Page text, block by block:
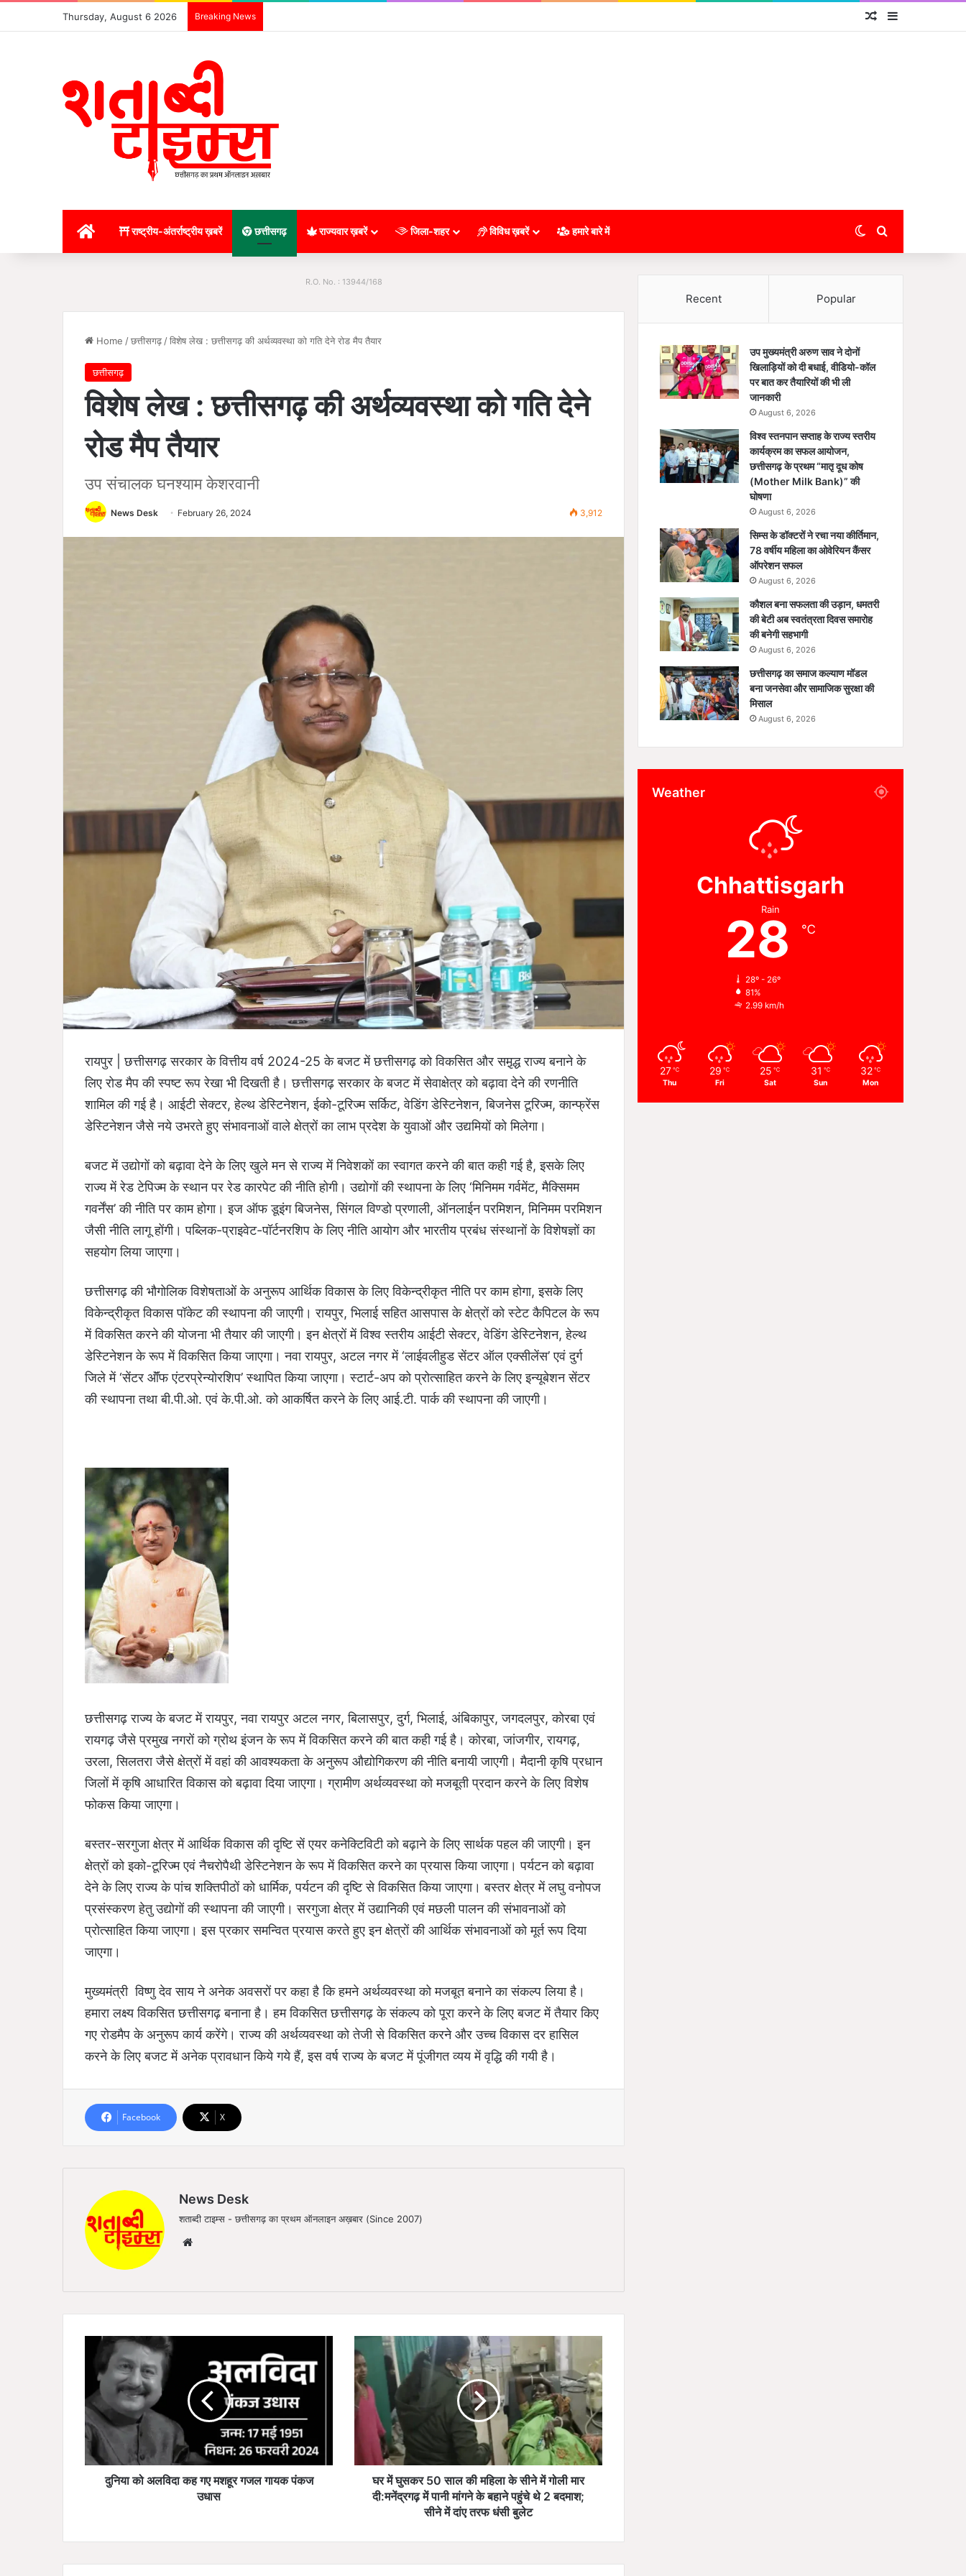
Thursday, August 6 2026 Breaking News Random Article
राष्ट्रीय-अंतर्राष्ट्रीय ख़बरें छत्तीसगढ़ राज्यवार ख़बरें जिला-शहर विविध ख़बरें हमारे बारे में Switch skin
R.O. No. : 13944/168
Home /छत्तीसगढ़ /विशेष लेख : छत्तीसगढ़ की अर्थव्यवस्था को गति देने रोड मैप तैयार
छत्तीसगढ़
विशेष लेख : छत्तीसगढ़ की अर्थव्यवस्था को गति देने
रोड मैप तैयार
उप संचालक घनश्याम केशरवानी
News Desk February 26, 2024 3,912
रायपुर | छत्तीसगढ़ सरकार के वित्तीय वर्ष 2024-25 के बजट में छत्तीसगढ़ को विकसित और समृ़द्ध राज्य बनाने के
लिए रोड मैप की स्पष्ट रूप रेखा भी दिखती है। छत्तीसगढ़ सरकार के बजट में सेवाक्षेत्र को बढ़ावा देने की रणनीति
शामिल की गई है। आईटी सेक्टर, हेल्थ डेस्टिनेशन, ईको-टूरिज्म सर्किट, वेडिंग डेस्टिनेशन, बिजनेस टूरिज्म, कान्फ्रेंस
डेस्टिनेशन जैसे नये उभरते हुए संभावनाओं वाले क्षेत्रों का लाभ प्रदेश के युवाओं और उद्यमियों को मिलेगा।
बजट में उद्योगों को बढ़ावा देने के लिए खुले मन से राज्य में निवेशकों का स्वागत करने की बात कही गई है, इसके लिए
राज्य में रेड टेपिज्म के स्थान पर रेड कारपेट की नीति होगी। उद्योगों की स्थापना के लिए ‘मिनिमम गर्वमेंट, मैक्सिमम
गवर्नेंस’ की नीति पर काम होगा। इज ऑफ डूइंग बिजनेस, सिंगल विण्डो प्रणाली, ऑनलाईन परमिशन, मिनिमम परमिशन
जैसी नीति लागू होंगी। पब्लिक-प्राइवेट-पॉर्टनरशिप के लिए नीति आयोग और भारतीय प्रबंध संस्थानों के विशेषज्ञों का
सहयोग लिया जाएगा।
छत्तीसगढ़ की भौगोलिक विशेषताओं के अनुरूप आर्थिक विकास के लिए विकेन्द्रीकृत नीति पर काम होगा, इसके लिए
विकेन्द्रीकृत विकास पॉकेट की स्थापना की जाएगी। रायपुर, भिलाई सहित आसपास के क्षेत्रों को स्टेट कैपिटल के रूप
में विकसित करने की योजना भी तैयार की जाएगी। इन क्षेत्रों में विश्व स्तरीय आईटी सेक्टर, वेडिंग डेस्टिनेशन, हेल्थ
डेस्टिनेशन के रूप में विकसित किया जाएगा। नवा रायपुर, अटल नगर में ‘लाईवलीहुड सेंटर ऑल एक्सीलेंस’ एवं दुर्ग
जिले में ‘सेंटर ऑॅफ एंटरप्रेन्योरशिप’ स्थापित किया जाएगा। स्टार्ट-अप को प्रोत्साहित करने के लिए इन्यूबेशन सेंटर
की स्थापना तथा बी.पी.ओ. एवं के.पी.ओ. को आकर्षित करने के लिए आई.टी. पार्क की स्थापना की जाएगी।
छत्तीसगढ़ राज्य के बजट में रायपुर, नवा रायपुर अटल नगर, बिलासपुर, दुर्ग, भिलाई, अंबिकापुर, जगदलपुर, कोरबा एवं
रायगढ़ जैसे प्रमुख नगरों को ग्रोथ इंजन के रूप में विकसित करने की बात कही गई है। कोरबा, जांजगीर, रायगढ़,
उरला, सिलतरा जैसे क्षेत्रों में वहां की आवश्यकता के अनुरूप औद्योगिकरण की नीति बनायी जाएगी। मैदानी कृषि प्रधान
जिलों में कृषि आधारित विकास को बढ़ावा दिया जाएगा। ग्रामीण अर्थव्यवस्था को मजबूती प्रदान करने के लिए विशेष
फोकस किया जाएगा।
बस्तर-सरगुजा क्षेत्र में आर्थिक विकास की दृष्टि सें एयर कनेक्टिविटी को बढ़ाने के लिए सार्थक पहल की जाएगी। इन
क्षेत्रों को इको-टूरिज्म एवं नैचरोपैथी डेस्टिनेशन के रूप में विकसित करने का प्रयास किया जाएगा। पर्यटन को बढ़ावा
देने के लिए राज्य के पांच शक्तिपीठों को धार्मिक, पर्यटन की दृष्टि से विकसित किया जाएगा। बस्तर क्षेत्र में लघु वनोपज
प्रसंस्करण हेतु उद्योगों की स्थापना की जाएगी। सरगुजा क्षेत्र में उद्यानिकी एवं मछली पालन की संभावनाओं को
प्रोत्साहित किया जाएगा। इस प्रकार समन्वित प्रयास करते हुए इन क्षेत्रों की आर्थिक संभावनाओं को मूर्त रूप दिया
जाएगा।
मुख्यमंत्री विष्णु देव साय ने अनेक अवसरों पर कहा है कि हमने अर्थव्यवस्था को मजबूत बनाने का संकल्प लिया है।
हमारा लक्ष्य विकसित छत्तीसगढ़ बनाना है। हम विकसित छत्तीसगढ़ के संकल्प को पूरा करने के लिए बजट में तैयार किए
गए रोडमैप के अनुरूप कार्य करेंगे। राज्य की अर्थव्यवस्था को तेजी से विकसित करने और उच्च विकास दर हासिल
करने के लिए बजट में अनेक प्रावधान किये गये हैं, इस वर्ष राज्य के बजट में पूंजीगत व्यय में वृद्धि की गयी है।
Facebook X
News Desk
शताब्दी टाइम्स - छत्तीसगढ़ का प्रथम ऑनलाइन अख़बार (Since 2007)
ल
व‍ि
दा
क
श
दुनिया को अलव‍िदा कह गए मशहूर गजल गायक पंकज
उधास
र
में
घु
स
0
हि
घर में घुसकर 50 साल की महिला के सीने में गोली मार
दी:मनेंद्रगढ़ में पानी मांगने के बहाने पहुंचे थे 2 बदमाश;
सीने में दांए तरफ धंसी बुलेट
Recent Popular
उप मुख्यमंत्री अरुण साव ने दोनों
खिलाड़ियों को दी बधाई, वीडियो-कॉल
पर बात कर तैयारियों की भी ली
जानकारी
August 6, 2026
विश्व स्तनपान सप्ताह के राज्य स्तरीय
कार्यक्रम का सफल आयोजन,
छत्तीसगढ़ के प्रथम “मातृ दूध कोष
(Mother Milk Bank)” की
घोषणा
August 6, 2026
सिम्स के डॉक्टरों ने रचा नया कीर्तिमान,
78 वर्षीय महिला का ओवेरियन कैंसर
ऑपरेशन सफल
August 6, 2026
कौशल बना सफलता की उड़ान, धमतरी
की बेटी अब स्वतंत्रता दिवस समारोह
की बनेगी सहभागी
August 6, 2026
छत्तीसगढ़ का समाज कल्याण मॉडल
बना जनसेवा और सामाजिक सुरक्षा की
मिसाल
August 6, 2026
Weather
Chhattisgarh
Rain
28 ℃
28º - 26º
81%
2.99 km/h
27 ℃
Thu
29 ℃
Fri
25 ℃
Sat
31 ℃
Sun
32 ℃
Mon